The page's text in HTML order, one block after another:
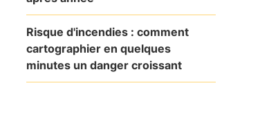
Risque d'incendies : comment
cartographier en quelques
minutes un danger croissant